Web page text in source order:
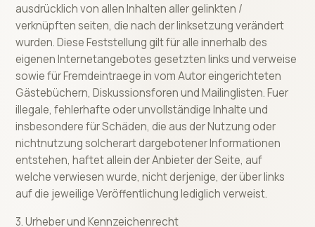
ausdrücklich von allen Inhalten aller gelinkten /
verknüpften seiten, die nach der linksetzung verändert
wurden. Diese Feststellung gilt für alle innerhalb des
eigenen Internetangebotes gesetzten links und verweise
sowie für Fremdeintraege in vom Autor eingerichteten
Gästebüchern, Diskussionsforen und Mailinglisten. Fuer
illegale, fehlerhafte oder unvollständige Inhalte und
insbesondere für Schäden, die aus der Nutzung oder
nichtnutzung solcherart dargebotener Informationen
entstehen, haftet allein der Anbieter der Seite, auf
welche verwiesen wurde, nicht derjenige, der über links
auf die jeweilige Veröffentlichung lediglich verweist.
3. Urheber und Kennzeichenrecht